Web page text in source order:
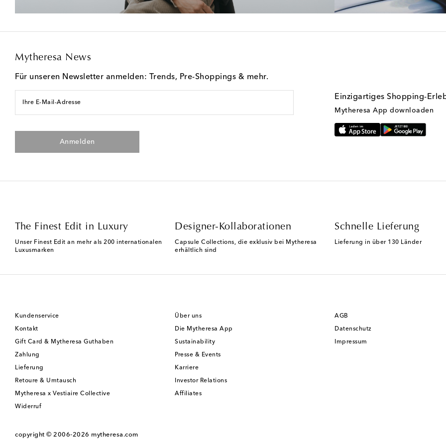
Mytheresa News
Für unseren Newsletter anmelden: Trends, Pre-Shoppings & mehr.
Ihre E-Mail-Adresse
Anmelden
Einzigartiges Shopping-
Mytheresa App downloaden
The Finest Edit in Luxury
Unser Finest Edit an mehr als 200 internationalen
Luxusmarken
Designer-Kollaborationen
Capsule Collections, die exklusiv bei Mytheresa
erhältlich sind
Schnelle Lieferung
Lieferung in über 130 Länder
Kundenservice
Kontakt
Gift Card & Mytheresa Guthaben
Zahlung
Lieferung
Retoure & Umtausch
Mytheresa x Vestiaire Collective
Widerruf
Über uns
Die Mytheresa App
Sustainability
Presse & Events
Karriere
Investor Relations
Affiliates
AGB
Datenschutz
Impressum
copyright © 2006-2026 mytheresa.com